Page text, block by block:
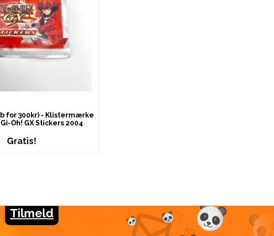
for 300kr) - Klistermærke
Oh! GX Stickers 2004
Gratis!
Tilmeld